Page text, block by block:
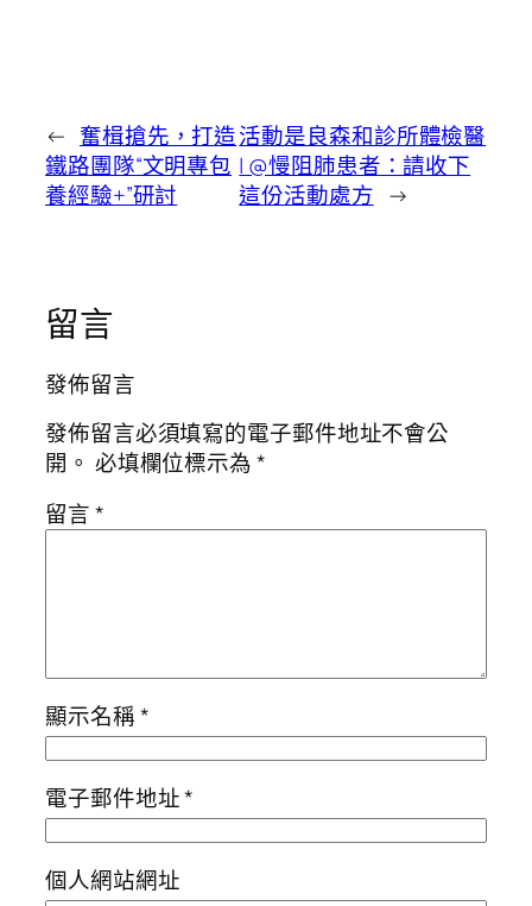
← 奮楫搶先，打造
鐵路團隊“文明專包
養經驗+”研討
活動是良森和診所體檢醫
| @慢阻肺患者：請收下
這份活動處方 →
留言
發佈留言
發佈留言必須填寫的電子郵件地址不會公
開。 必填欄位標示為*
留言*
顯示名稱*
電子郵件地址*
個人網站網址